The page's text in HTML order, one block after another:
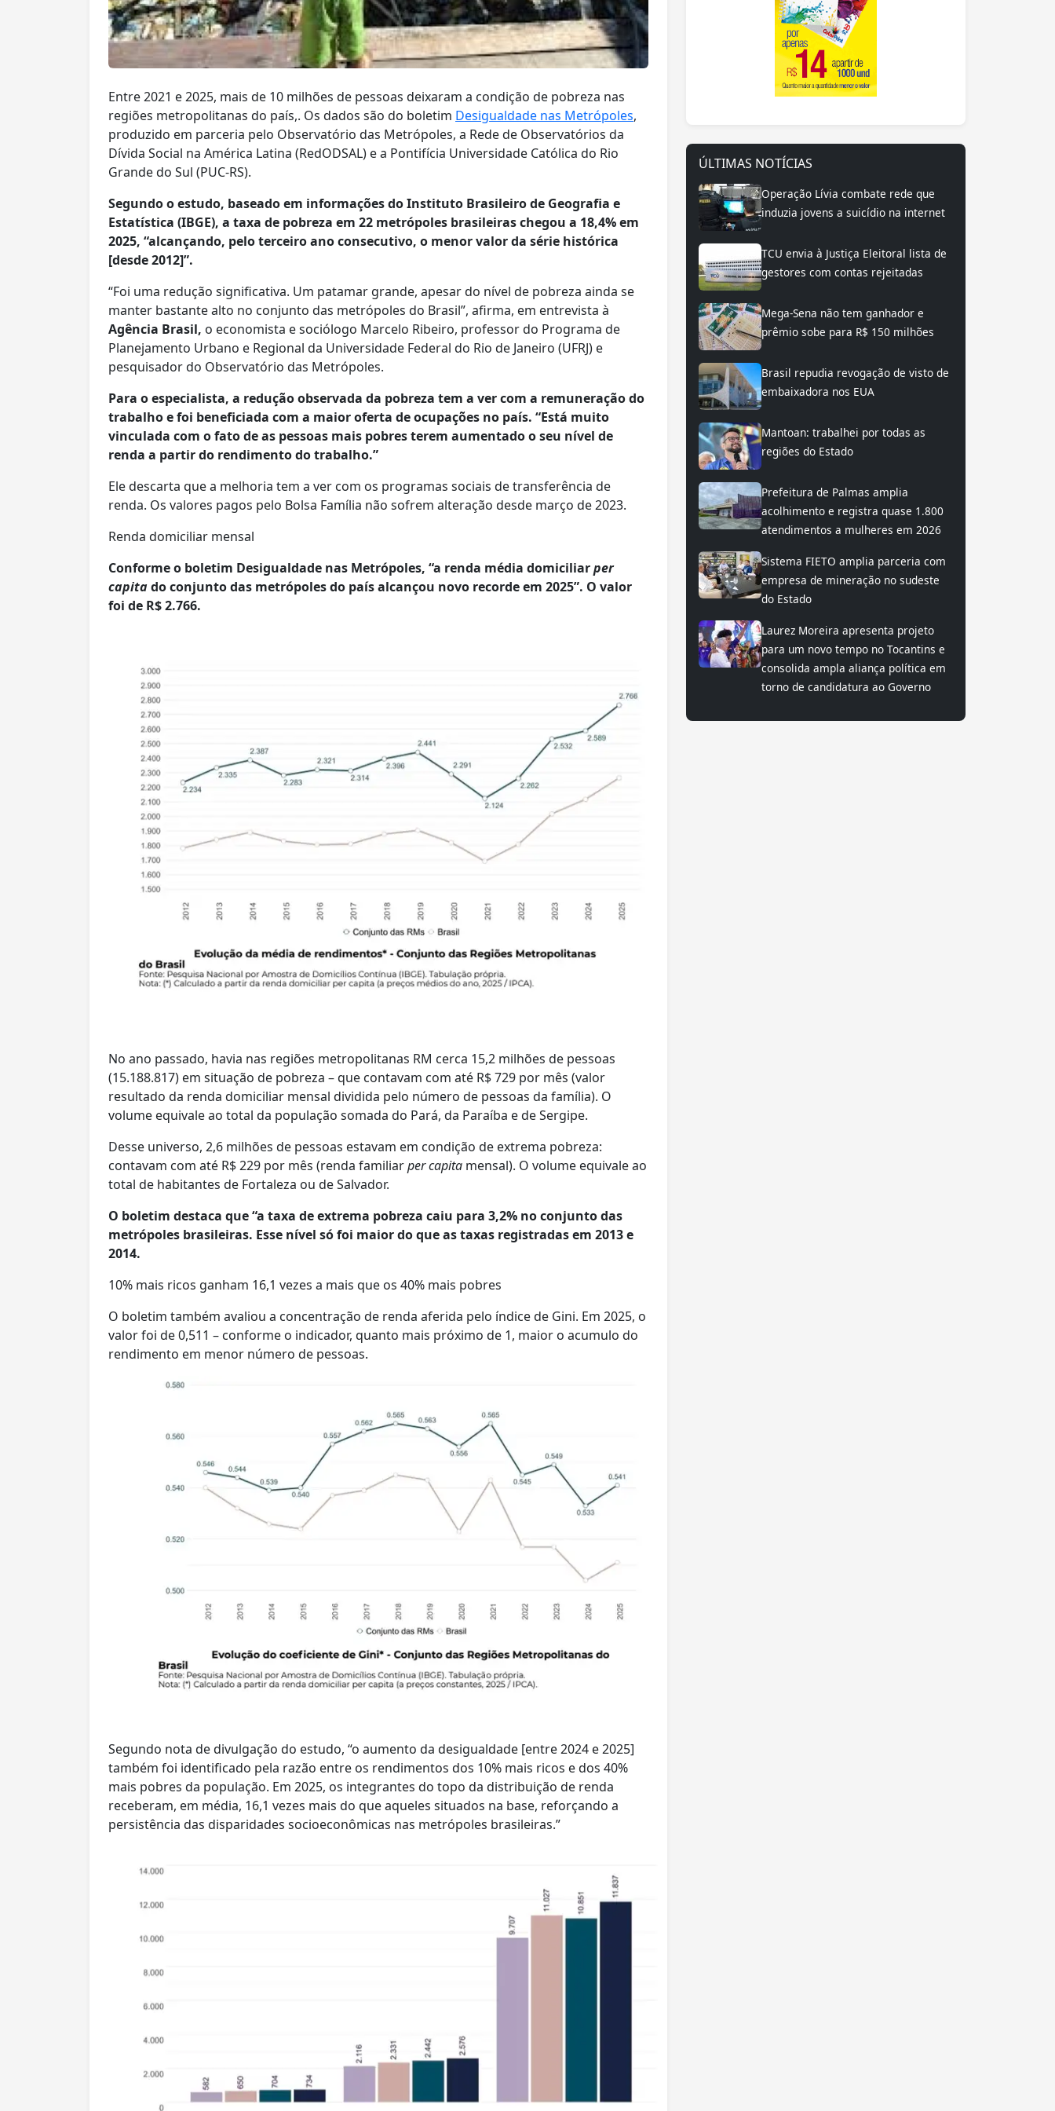
Entre 2021 e 2025, mais de 10 milhões de pessoas deixaram a condição de pobreza nas
regiões metropolitanas do país,. Os dados são do boletim Desigualdade nas Metrópoles,
produzido em parceria pelo Observatório das Metrópoles, a Rede de Observatórios da
Dívida Social na América Latina (RedODSAL) e a Pontifícia Universidade Católica do Rio
Grande do Sul (PUC-RS).
Segundo o estudo, baseado em informações do Instituto Brasileiro de Geografia e
Estatística (IBGE), a taxa de pobreza em 22 metrópoles brasileiras chegou a 18,4% em
2025, “alcançando, pelo terceiro ano consecutivo, o menor valor da série histórica
[desde 2012]”.
“Foi uma redução significativa. Um patamar grande, apesar do nível de pobreza ainda se
manter bastante alto no conjunto das metrópoles do Brasil”, afirma, em entrevista à
Agência Brasil, o economista e sociólogo Marcelo Ribeiro, professor do Programa de
Planejamento Urbano e Regional da Universidade Federal do Rio de Janeiro (UFRJ) e
pesquisador do Observatório das Metrópoles.
Para o especialista, a redução observada da pobreza tem a ver com a remuneração do
trabalho e foi beneficiada com a maior oferta de ocupações no país. “Está muito
vinculada com o fato de as pessoas mais pobres terem aumentado o seu nível de
renda a partir do rendimento do trabalho.”
Ele descarta que a melhoria tem a ver com os programas sociais de transferência de
renda. Os valores pagos pelo Bolsa Família não sofrem alteração desde março de 2023.
Renda domiciliar mensal
Conforme o boletim Desigualdade nas Metrópoles, “a renda média domiciliarper
capitado conjunto das metrópoles do país alcançou novo recorde em 2025”. O valor
foi de R$ 2.766.
No ano passado, havia nas regiões metropolitanas RM cerca 15,2 milhões de pessoas
(15.188.817) em situação de pobreza – que contavam com até R$ 729 por mês (valor
resultado da renda domiciliar mensal dividida pelo número de pessoas da família). O
volume equivale ao total da população somada do Pará, da Paraíba e de Sergipe.
Desse universo, 2,6 milhões de pessoas estavam em condição de extrema pobreza:
contavam com até R$ 229 por mês (renda familiarper capita mensal). O volume equivale ao
total de habitantes de Fortaleza ou de Salvador.
O boletim destaca que “a taxa de extrema pobreza caiu para 3,2% no conjunto das
metrópoles brasileiras. Esse nível só foi maior do que as taxas registradas em 2013 e
2014.
10% mais ricos ganham 16,1 vezes a mais que os 40% mais pobres
O boletim também avaliou a concentração de renda aferida pelo índice de Gini. Em 2025, o
valor foi de 0,511 – conforme o indicador, quanto mais próximo de 1, maior o acumulo do
rendimento em menor número de pessoas.
Segundo nota de divulgação do estudo, “o aumento da desigualdade [entre 2024 e 2025]
também foi identificado pela razão entre os rendimentos dos 10% mais ricos e dos 40%
mais pobres da população. Em 2025, os integrantes do topo da distribuição de renda
receberam, em média, 16,1 vezes mais do que aqueles situados na base, reforçando a
persistência das disparidades socioeconômicas nas metrópoles brasileiras.”
ÚLTIMAS NOTÍCIAS
Operação Lívia combate rede que
induzia jovens a suicídio na internet
TCU envia à Justiça Eleitoral lista de
gestores com contas rejeitadas
Mega-Sena não tem ganhador e
prêmio sobe para R$ 150 milhões
Brasil repudia revogação de visto de
embaixadora nos EUA
Mantoan: trabalhei por todas as
regiões do Estado
Prefeitura de Palmas amplia
acolhimento e registra quase 1.800
atendimentos a mulheres em 2026
Sistema FIETO amplia parceria com
empresa de mineração no sudeste
do Estado
Laurez Moreira apresenta projeto
para um novo tempo no Tocantins e
consolida ampla aliança política em
torno de candidatura ao Governo